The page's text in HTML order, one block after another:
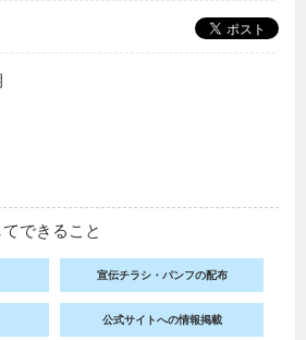
できること
宣伝チラシ・パンフの配布
公式サイトへの情報掲載